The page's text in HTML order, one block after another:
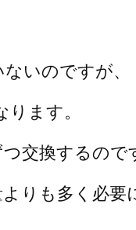
いのですが、
ます。
交換するので
りも多く必要